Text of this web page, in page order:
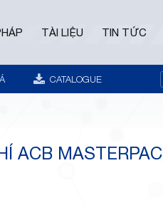
TÀI LIỆU TIN TỨC
CATALOGUE
ACB